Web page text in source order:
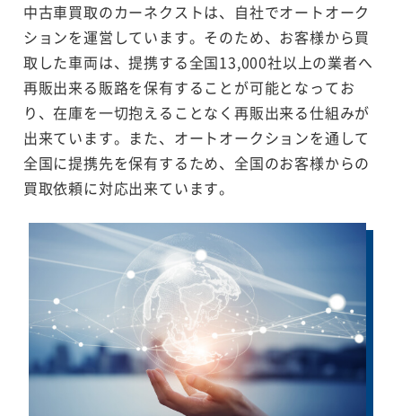
中古車買取のカーネクストは、自社でオートオーク
ションを運営しています。そのため、お客様から買
取した車両は、提携する全国13,000社以上の業者へ
再販出来る販路を保有することが可能となってお
り、在庫を一切抱えることなく再販出来る仕組みが
出来ています。また、オートオークションを通して
全国に提携先を保有するため、全国のお客様からの
買取依頼に対応出来ています。